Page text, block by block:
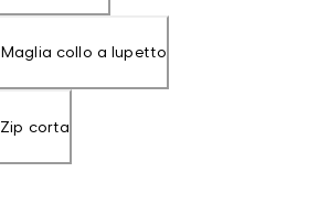
Maglia collo a lupetto
Zip corta